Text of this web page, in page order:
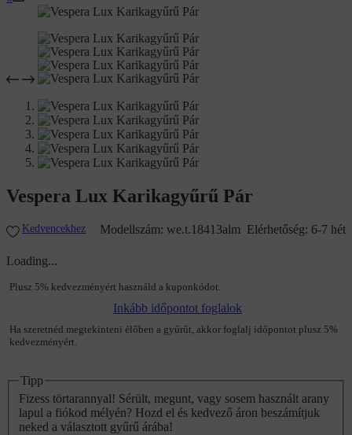
Vespera Lux Karikagyűrű Pár
Modellszám:we.t.18413alm Elérhetőség: 6-7 hét
Kedvencekhez
Loading...
Plusz 5% kedvezményért használd a kuponkódot.
Inkább időpontot foglalok
Ha szeretnéd megtekinteni élőben a gyűrűt, akkor foglalj időpontot plusz 5%
kedvezményért.
Tipp
Fizess törtarannyal! Sérült, megunt, vagy sosem használt arany
lapul a fiókod mélyén? Hozd el és kedvező áron beszámítjuk
neked a választott gyűrű árába!